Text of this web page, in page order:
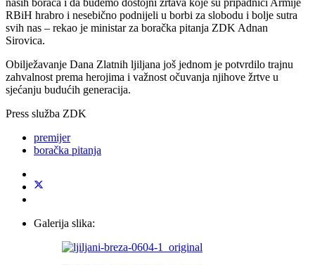
RBiH hrabro i nesebično podnijeli u borbi za slobodu i bolje sutra
svih nas – rekao je ministar za boračka pitanja ZDK Adnan
Sirovica.
Obilježavanje Dana Zlatnih ljiljana još jednom je potvrdilo trajnu
zahvalnost prema herojima i važnost očuvanja njihove žrtve u
sjećanju budućih generacija.
Press služba ZDK
premijer
boračka pitanja
Galerija slika: